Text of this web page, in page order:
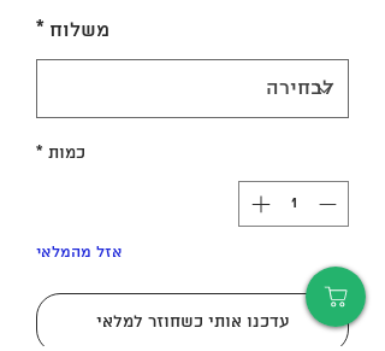
משלוח *
כמות *
אזל מהמלאי
עדכנו אותי כשחוזר למלאי